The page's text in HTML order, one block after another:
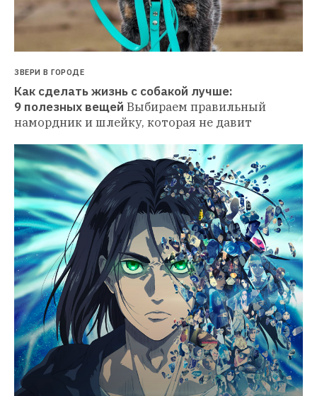
ЗВЕРИ В ГОРОДЕ
Как сделать жизнь с собакой лучше:
9 полезных вещей Выбираем правильный
намордник и шлейку, которая не давит